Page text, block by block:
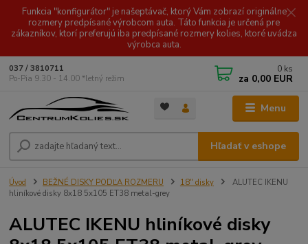
Funkcia "konfigurátor" je našeptávač, ktorý Vám zobrazí originálne
rozmery predpísané výrobcom auta. Táto funkcia je určená pre
zákazníkov, ktorí preferujú iba predpísané rozmery kolies, ktoré uvádza
výrobca auta.
Menu
Hľadať v eshope
037 / 3810711
Po-Pia 9.30 - 14.00 *letný režim
0 ks
za 0,00 EUR
Úvod BEŽNÉ DISKY PODĽA ROZMERU 18" disky
ALUTEC IKENU
hliníkové disky 8x18 5x105 ET38 metal-grey
ALUTEC IKENU hliníkové disky